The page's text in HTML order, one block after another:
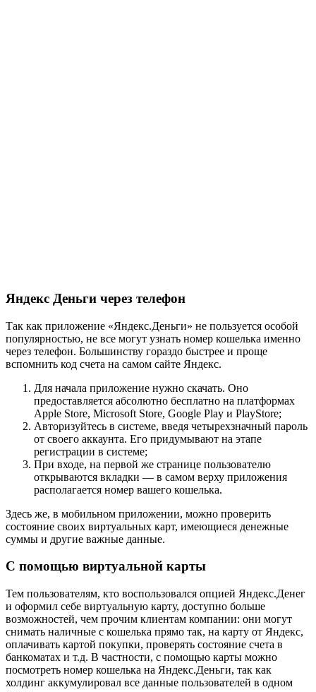
Яндекс Деньги через телефон
Так как приложение «Яндекс.Деньги» не пользуется особой
популярностью, не все могут узнать номер кошелька именно
через телефон. Большинству гораздо быстрее и проще
вспомнить код счета на самом сайте Яндекс.
Для начала приложение нужно скачать. Оно
предоставляется абсолютно бесплатно на платформах
Apple Store, Microsoft Store, Google Play и PlayStore;
Авторизуйтесь в системе, введя четырехзначный пароль
от своего аккаунта. Его придумывают на этапе
регистрации в системе;
При входе, на первой же странице пользователю
открываются вкладки — в самом верху приложения
располагается номер вашего кошелька.
Здесь же, в мобильном приложении, можно проверить
состояние своих виртуальных карт, имеющиеся денежные
суммы и другие важные данные.
С помощью виртуальной карты
Тем пользователям, кто воспользовался опцией Яндекс.Денег
и оформил себе виртуальную карту, доступно больше
возможностей, чем прочим клиентам компании: они могут
снимать наличные с кошелька прямо так, на карту от Яндекс,
оплачивать картой покупки, проверять состояние счета в
банкоматах и т.д. В частности, с помощью карты можно
посмотреть номер кошелька на Яндекс.Деньги, так как
холдинг аккумулировал все данные пользователей в одном